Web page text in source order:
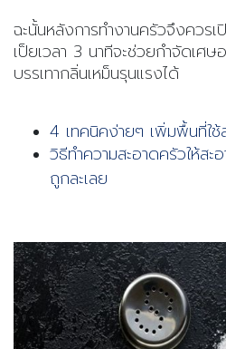
ฉะนั้นหลังการทำงานครัวจึงควรเ
เป็ยเวลา 3 นาทีจะช่วยกำจัดเศษ
บรรเทากลิ่นเหม็นรุนแรงได้
4 เทคนิคง่ายๆ เพิ่มพื้นที่ใช้
วิธีทำความสะอาดครัวให้
ถูกละเลย